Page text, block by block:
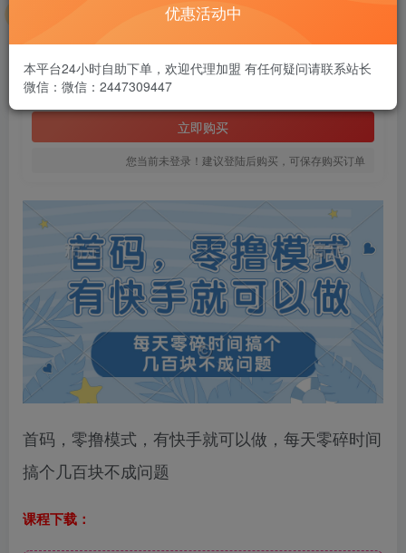
此内容为付费阅读，请付费后查看
￥1.99
黄金会员免费
立即购买
您当前未登录！建议登陆后购买，可保存购买订单
首码，零撸模式，有快手就可以做，每天零碎时间
搞个几百块不成问题
课程下载：
优惠活动中
本平台24小时自助下单，欢迎代理加盟 有任何疑问请联系站长
微信：微信：2447309447